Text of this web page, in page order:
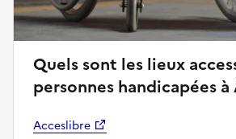
Quels sont les lieux
personnes handicapées à
Acceslibre